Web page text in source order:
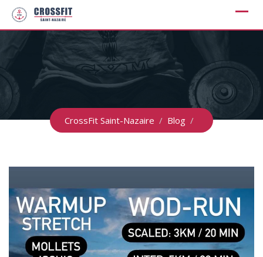
Skip
CrossFit Saint-Nazaire / Blog /